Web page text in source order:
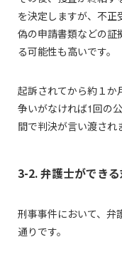
を決定しますが、不正
偽の申請書類などの証
る可能性も高いです。
起訴されてから約１か
争いがなければ1回の
間で判決が言い渡され
3-2. 弁護士ができ
刑事事件において、弁
通りです。